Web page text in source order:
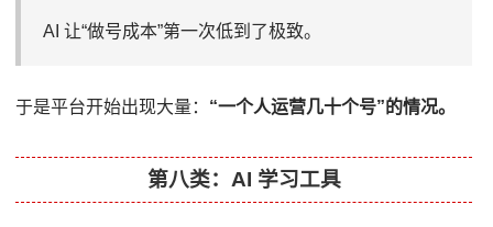
AI 让“做号成本”第一次低到了极致。
于是平台开始出现大量： “一个人运营几十个号”的情况。
第八类：AI 学习工具